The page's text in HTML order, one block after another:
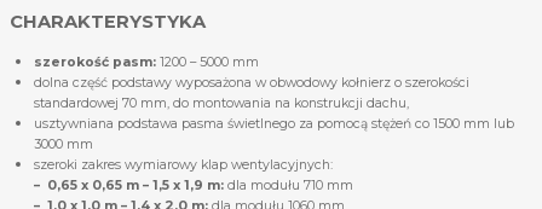
CHARAKTERYSTYKA
szerokość pasm: 1200 – 5000 mm
dolna część podstawy wyposażona w obwodowy kołnierz o szerokości
standardowej 70 mm, do montowania na konstrukcji dachu,
usztywniana podstawa pasma świetlnego za pomocą stężeń co 1500 mm lub
3000 mm
szeroki zakres wymiarowy klap wentylacyjnych:
– 0,65 x 0,65 m – 1,5 x 1,9 m: dla modułu 710 mm
– 1,0 x 1,0 m – 1,4 x 2,0 m: dla modułu 1060 mm